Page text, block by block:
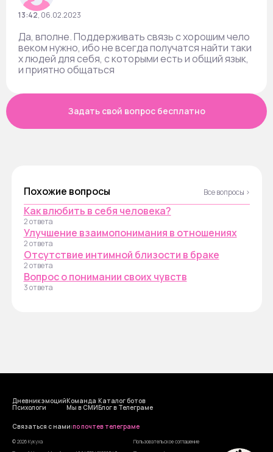
13:42, 06.02.2023
Да, вполне. Поддерживать связь с хорошим чело
веком нужно, ибо не всегда получатся найти таки
х людей для себя, с которыми есть и общий язык,
и приятно общаться
Задать свой вопрос бесплатно
Похожие вопросы Все вопросы ›
Как влюбить в себя человека?
2 ответа
Улучшение взаимопонимания в отношениях
2 ответа
Отсутствие интимной близости в браке
2 ответа
Вопрос о понимании своих чувств
3 ответа
Дневник эмоций
Психологи
Команда
Мы в СМИ
Каталог ботов
Блог в Телеграме
Cвязаться с нами:по почтев телеграме
© 2026 Кукуха
Пользовательское соглашение